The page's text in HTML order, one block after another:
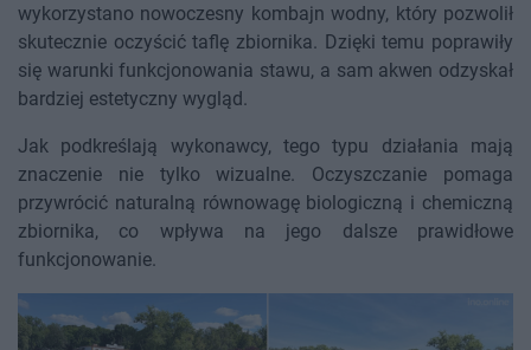
wykorzystano nowoczesny kombajn wodny, który pozwolił
skutecznie oczyścić taflę zbiornika. Dzięki temu poprawiły
się warunki funkcjonowania stawu, a sam akwen odzyskał
bardziej estetyczny wygląd.
Jak podkreślają wykonawcy, tego typu działania mają
znaczenie nie tylko wizualne. Oczyszczanie pomaga
przywrócić naturalną równowagę biologiczną i chemiczną
zbiornika, co wpływa na jego dalsze prawidłowe
funkcjonowanie.